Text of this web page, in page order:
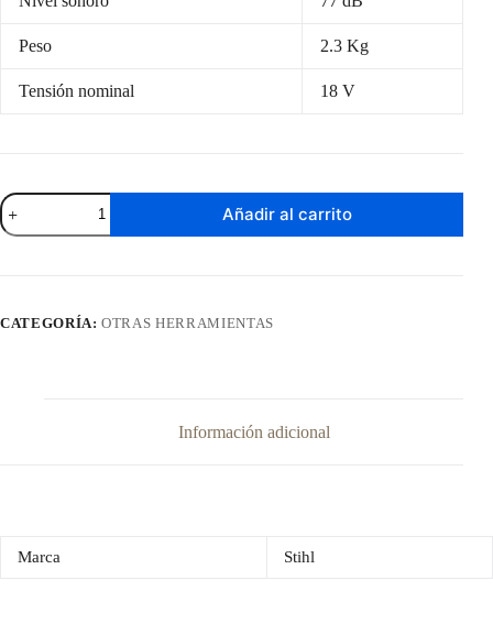
Peso 2.3 Kg
Tensión nominal 18 V
Cortacerco
Stihl
HSA
Añadir al carrito
CATEGORÍA:OTRAS HERRAMIENTAS
Información adicional
Marca Stihl